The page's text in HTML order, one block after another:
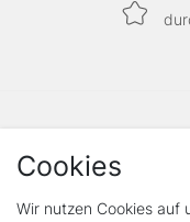
Cookies
Wir nutzen Cookies auf